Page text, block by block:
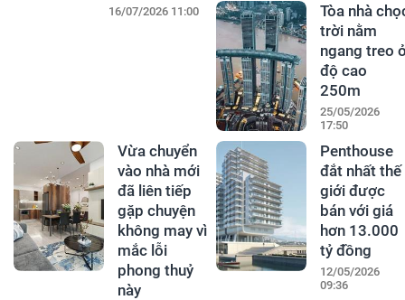
16/07/2026 11:00
Tòa nhà
trời nằm
ngang treo
độ cao
250m
25/05/2026
17:50
Vừa chuyển
vào nhà mới
đã liên tiếp
gặp chuyện
không may vì
mắc lỗi
phong thuỷ
này
Penthouse
đắt nhất thế
giới được
bán với giá
hơn 13.000
tỷ đồng
12/05/2026
09:36